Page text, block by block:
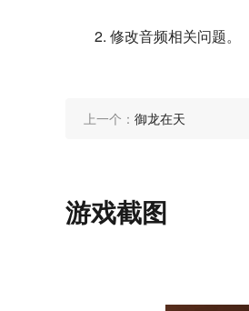
2. 修改音频相关问题。
上一个： 御龙在天
游戏截图